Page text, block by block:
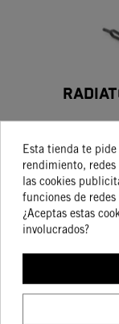
Mostrando 1-3 de
Determinadas
Esta tienda te pide
rendimiento, redes
las cookies
funciones de redes
¿Aceptas estas
involucrados?